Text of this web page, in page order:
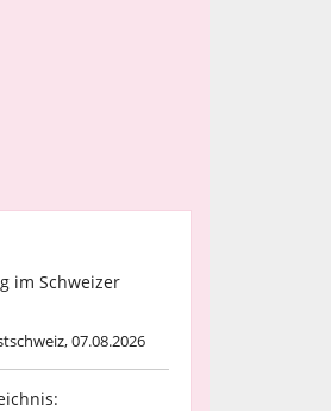
im Schweizer
07.08.2026